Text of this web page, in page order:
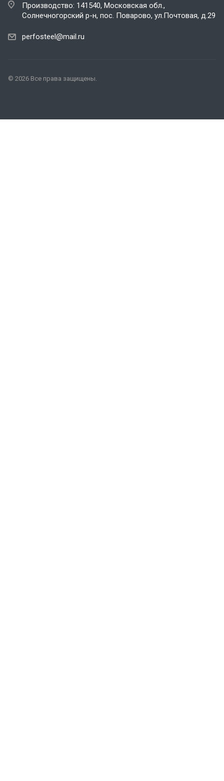
Производство: 141540, Московская обл.,
Солнечногорский р-н, пос. Поварово, ул.Почтовая, д.29
perfosteel@mail.ru
© 2026 Все права защищены.